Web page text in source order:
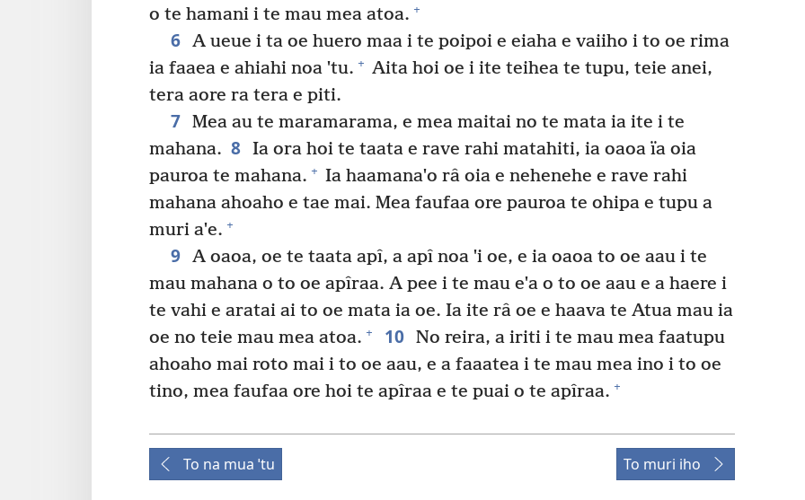
o te hamani i te mau mea atoa. +
6 A ueue i ta oe huero maa i te poipoi e eiaha e vaiiho i to oe rima
ia faaea e ahiahi noa ˈtu. + Aita hoi oe i ite teihea te tupu, teie anei,
tera aore ra tera e piti.
7 Mea au te maramarama, e mea maitai no te mata ia ite i te
mahana. 8 Ia ora hoi te taata e rave rahi matahiti, ia oaoa ïa oia
pauroa te mahana. + Ia haamanaˈo râ oia e nehenehe e rave rahi
mahana ahoaho e tae mai. Mea faufaa ore pauroa te ohipa e tupu a
muri aˈe. +
9 A oaoa, oe te taata apî, a apî noa ˈi oe, e ia oaoa to oe aau i te
mau mahana o to oe apîraa. A pee i te mau eˈa o to oe aau e a haere i
te vahi e aratai ai to oe mata ia oe. Ia ite râ oe e haava te Atua mau ia
oe no teie mau mea atoa. + 10 No reira, a iriti i te mau mea faatupu
ahoaho mai roto mai i to oe aau, e a faaatea i te mau mea ino i to oe
tino, mea faufaa ore hoi te apîraa e te puai o te apîraa. +
To na mua ˈtu To muri iho